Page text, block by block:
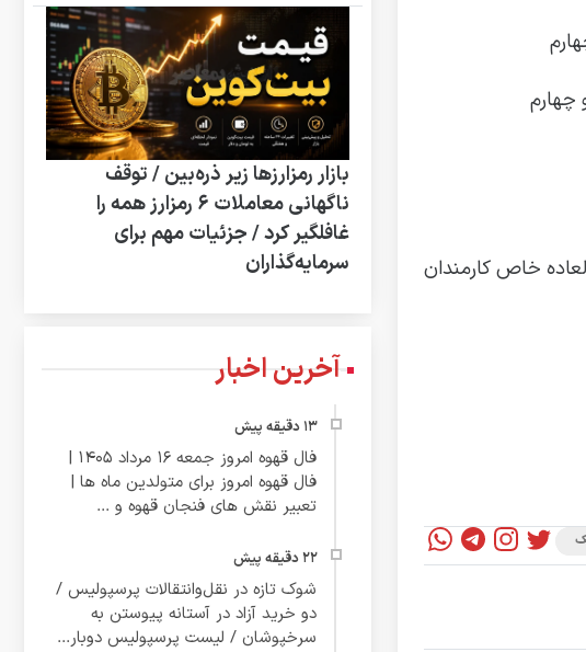
تومان | پرداخت فوق العاده خاص کارمندان
بازار رمزارزها زیر ذره‌بین / توقف
ناگهانی معاملات ۶ رمزارز همه را
غافلگیر کرد / جزئیات مهم برای
سرمایه‌گذاران
آخرین اخبار
فال قهوه امروز جمعه 16 مرداد 1405 |
فال قهوه امروز برای متولدین ماه ها |
تعبیر نقش های فنجان قهوه و ...
شوک تازه در نقل‌وانتقالات پرسپولیس /
دو خرید آزاد در آستانه پیوستن به
سرخپوشان / لیست پرسپولیس دوبار...